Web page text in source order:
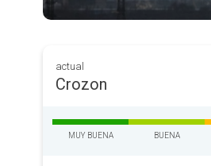
actual
Crozon
MUY BUENA BUENA